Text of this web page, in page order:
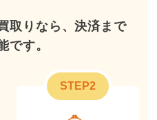
取りなら、決済まで
です。
STEP2